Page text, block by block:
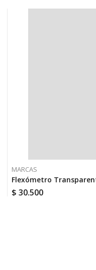
MARCAS
Flexómetro
$ 30.500